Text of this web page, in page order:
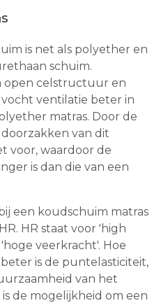
is net als polyether en
schuim.
open celstructuur en
ventilatie beter in
matras. Door de
van dit
voor, waardoor de
is dan die van een
een koudschuim matras
HR staat voor 'high
veerkracht'. Hoe
is de puntelasticiteit,
van het
de mogelijkheid om een